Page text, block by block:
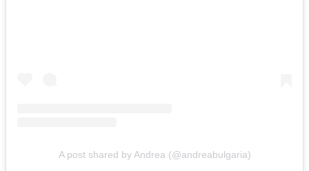
A post shared by Andrea (@andreabulgaria)